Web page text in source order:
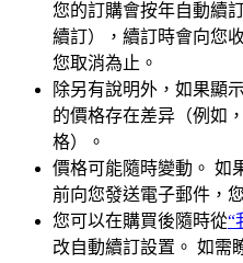
您的訂購會按年自動續
續訂），續訂時會向您
您取消為止。
除另有說明外，如果顯
的價格存在差异（例如
格）。
價格可能隨時變動。 如
前向您發送電子郵件，
您可以在購買後隨時從“
改自動續訂設置。 如需